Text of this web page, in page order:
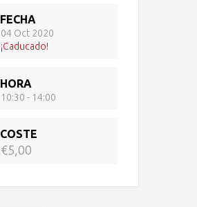
FECHA
04 Oct 2020
¡Caducado!
HORA
10:30 - 14:00
COSTE
€5,00